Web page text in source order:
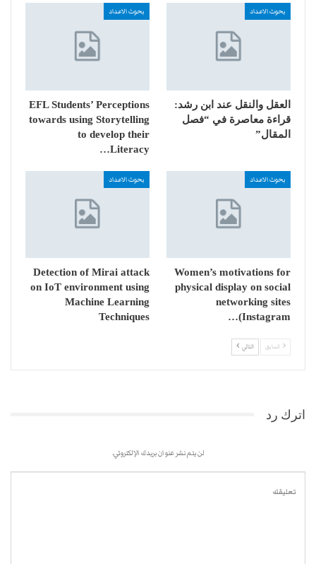
بحوث الاعداد
العقل والنقل عند ابن رشد:
قراءة معاصرة في “فصل
المقال”
بحوث الاعداد
EFL Students’ Perceptions
towards using Storytelling
to develop their
Literacy…
بحوث الاعداد
Women’s motivations for
physical display on social
networking sites
(Instagram…
بحوث الاعداد
Detection of Mirai attack
on IoT environment using
Machine Learning
Techniques
السابق التالي
اترك رد
لن يتم نشر عنوان بريدك الإلكتروني.